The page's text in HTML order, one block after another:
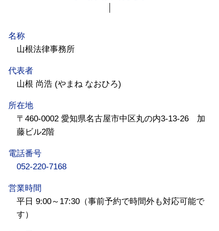
名称
山根法律事務所
代表者
山根 尚浩 (やまね なおひろ)
所在地
〒460-0002 愛知県名古屋市中区丸の内3-13-26 加
藤ビル2階
電話番号
052-220-7168
営業時間
平日 9:00～17:30（事前予約で時間外も対応可能で
す）